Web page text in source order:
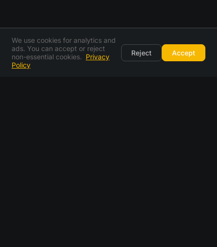
We use cookies for analytics and
ads. You can accept or reject
non-essential cookies. Privacy
Policy
Reject Accept